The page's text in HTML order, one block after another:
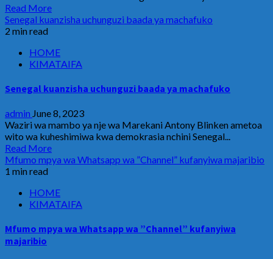
Read More
Senegal kuanzisha uchunguzi baada ya machafuko
2 min read
HOME
KIMATAIFA
Senegal kuanzisha uchunguzi baada ya machafuko
admin June 8, 2023
Waziri wa mambo ya nje wa Marekani Antony Blinken ametoa
wito wa kuheshimiwa kwa demokrasia nchini Senegal...
Read More
Mfumo mpya wa Whatsapp wa ”Channel” kufanyiwa majaribio
1 min read
HOME
KIMATAIFA
Mfumo mpya wa Whatsapp wa ”Channel” kufanyiwa
majaribio